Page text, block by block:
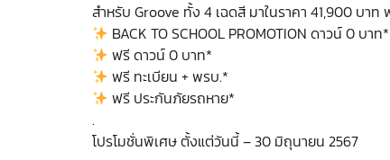
สำหรับ Groove ทั้ง 4 เฉดสี มาในราคา 41,900 บา
BACK TO SCHOOL PROMOTION ดาวน์ 0 บาท*
ฟรี ดาวน์ 0 บาท*
ฟรี ทะเบียน + พรบ.*
ฟรี ประกันภัยรถหาย*
.
โปรโมชั่นพิเศษ ตั้งแต่วันนี้ – 30 มิถุนายน 2567